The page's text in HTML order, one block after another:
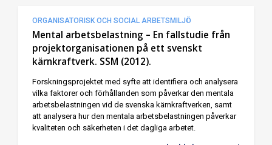
ORGANISATORISK OCH SOCIAL ARBETSMILJÖ
Mental arbetsbelastning – En fallstudie från
projektorganisationen på ett svenskt
kärnkraftverk. SSM (2012).
Forskningsprojektet med syfte att identifiera och analysera
vilka faktorer och förhållanden som påverkar den mentala
arbetsbelastningen vid de svenska kärnkraftverken, samt
att analysera hur den mentala arbetsbelastningen påverkar
kvaliteten och säkerheten i det dagliga arbetet.